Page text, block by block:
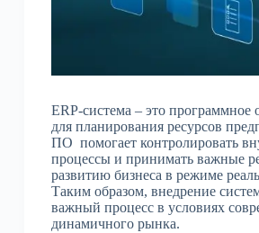
ERP-система – это программное
для планирования ресурсов
ПО помогает контролировать
процессы и принимать важные
развитию бизнеса в режиме
Таким образом, внедрение
важный процесс в условиях
динамичного рынка.